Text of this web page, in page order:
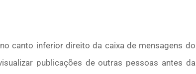
canto inferior direito da caixa de mensagens do
publicações de outras pessoas antes da